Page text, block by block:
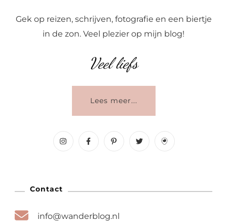
Gek op reizen, schrijven, fotografie en een biertje
in de zon. Veel plezier op mijn blog!
Veel liefs
Lees meer...
Contact
info@wanderblog.nl